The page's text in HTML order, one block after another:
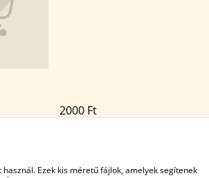
2000 Ft
használ. Ezek kis méretű fájlok, amelyek segítenek